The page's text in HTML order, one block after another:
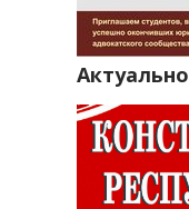
Актуально